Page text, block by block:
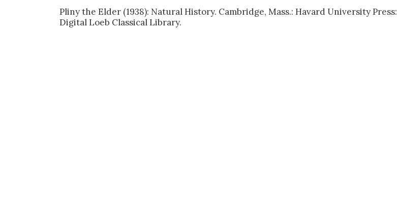
Pliny the Elder (1938): Natural History. Cambridge, Mass.: Havard University Press:
Digital Loeb Classical Library.